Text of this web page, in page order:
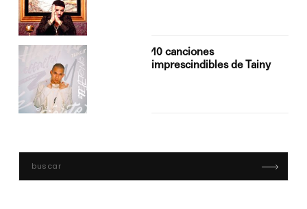
10 canciones
imprescindibles de Tainy